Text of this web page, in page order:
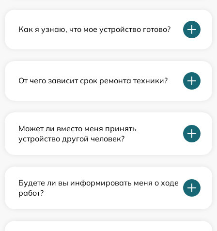
Как я узнаю, что мое устройство готово?
От чего зависит срок ремонта техники?
Может ли вместо меня принять
устройство другой человек?
Будете ли вы информировать меня о ходе
работ?